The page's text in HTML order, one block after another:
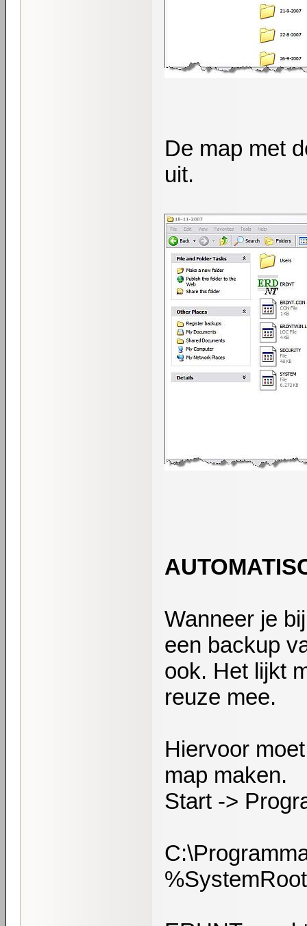
De map met
uit.
Wanneer je
een backup
ook. Het lijkt
reuze mee.
Hiervoor
map maken.
Start ->